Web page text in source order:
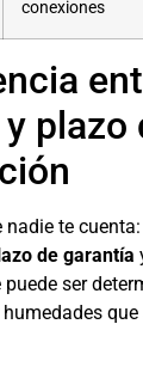
conexiones
plazo
nadie te
de garantía
puede ser